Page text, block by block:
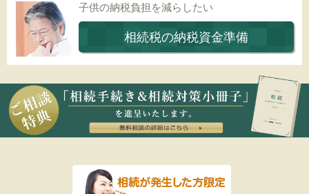
子供の納税負担を減らしたい
相続税の納税資金準備